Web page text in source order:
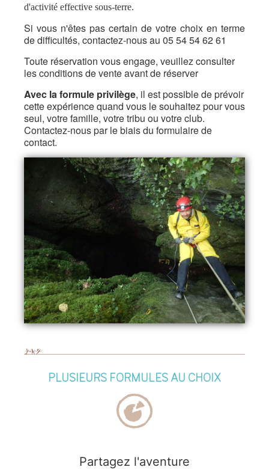
d'activité effective sous-terre.
Si vous n'êtes pas certain de votre choix en terme
de difficultés, contactez-nous au 05 54 54 62 61
Toute réservation vous engage, veuillez consulter
lesconditions de venteavant de réserver
Avec la formule privilège, il est possible de prévoir
cette expérience quand vous le souhaitez pour vous
seul, votre famille, votre tribu ou votre club.
Contactez-nous par le biais du formulaire de
contact.
PLUSIEURS FORMULES AU CHOIX
Partagez l'aventure